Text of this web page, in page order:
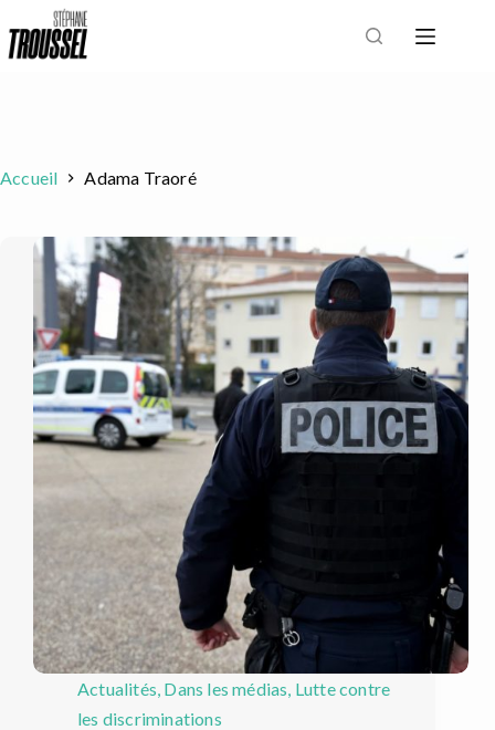
au
Accueil Adama Traoré
Actualités Dans les médias Lutte contre
les discriminations